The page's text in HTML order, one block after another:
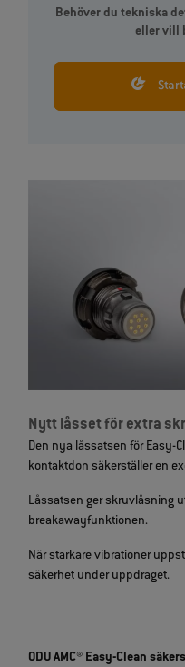
Nytt låsset för extra
Den nya låssatsen för Easy-
kontaktdon säkerställer en
Låssatsen ger skruvlåsning
breakawayfunktionen.
När starkare vibrationer
säkerhet under uppdraget.
Behöver du tekniska
eller vill
ODU AMC® Easy-Clean